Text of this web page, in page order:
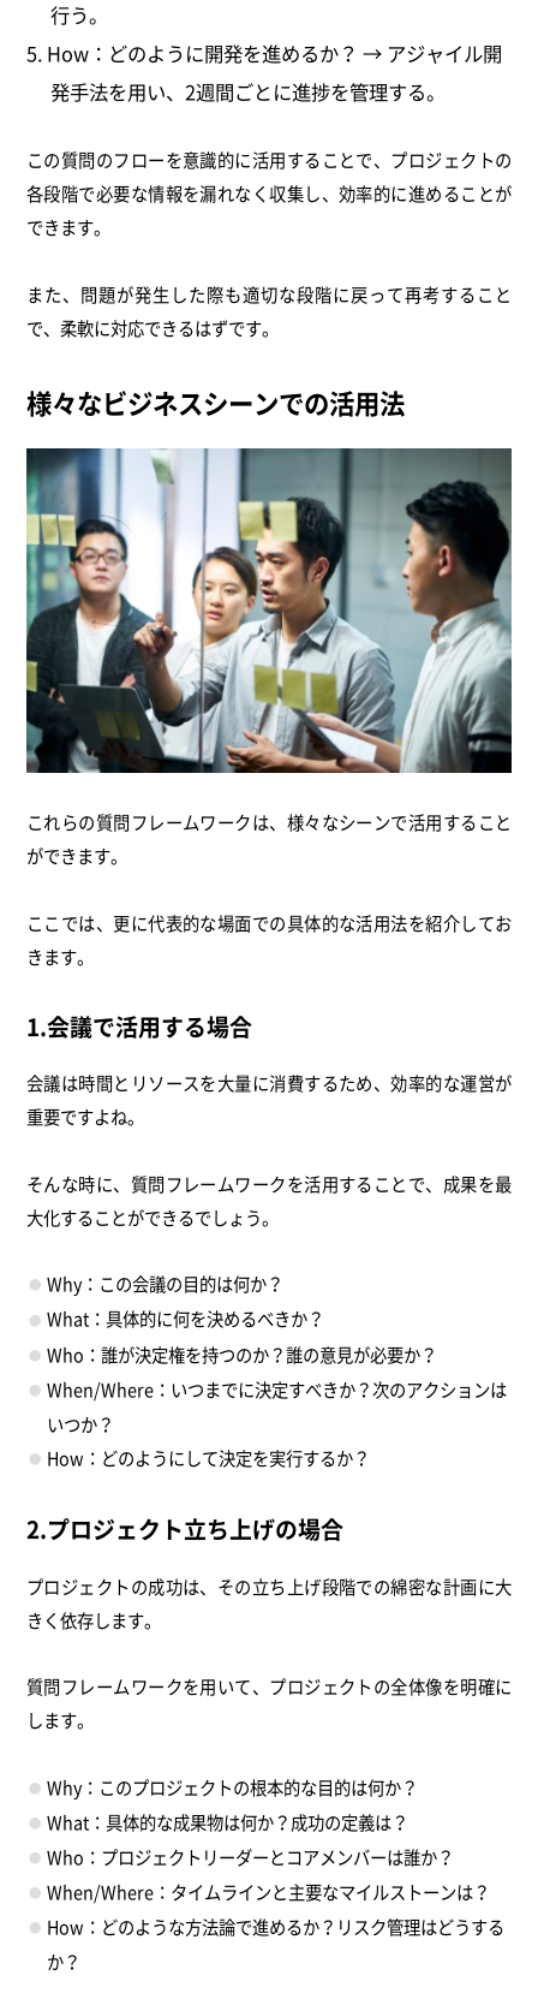
行う。
How：どのように開発を進めるか？ → アジャイル開
発手法を用い、2週間ごとに進捗を管理する。
この質問のフローを意識的に活用することで、プロジェクトの
各段階で必要な情報を漏れなく収集し、効率的に進めることが
できます。
また、問題が発生した際も適切な段階に戻って再考すること
で、柔軟に対応できるはずです。
様々なビジネスシーンでの活用法
これらの質問フレームワークは、様々なシーンで活用すること
ができます。
ここでは、更に代表的な場面での具体的な活用法を紹介してお
きます。
1.会議で活用する場合
会議は時間とリソースを大量に消費するため、効率的な運営が
重要ですよね。
そんな時に、質問フレームワークを活用することで、成果を最
大化することができるでしょう。
Why：この会議の目的は何か？
What：具体的に何を決めるべきか？
Who：誰が決定権を持つのか？誰の意見が必要か？
When/Where：いつまでに決定すべきか？次のアクションは
いつか？
How：どのようにして決定を実行するか？
2.プロジェクト立ち上げの場合
プロジェクトの成功は、その立ち上げ段階での綿密な計画に大
きく依存します。
質問フレームワークを用いて、プロジェクトの全体像を明確に
します。
Why：このプロジェクトの根本的な目的は何か？
What：具体的な成果物は何か？成功の定義は？
Who：プロジェクトリーダーとコアメンバーは誰か？
When/Where：タイムラインと主要なマイルストーンは？
How：どのような方法論で進めるか？リスク管理はどうする
か？